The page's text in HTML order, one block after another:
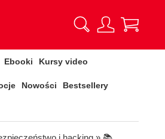
Ebooki Kursy video
Nowości Bestsellery